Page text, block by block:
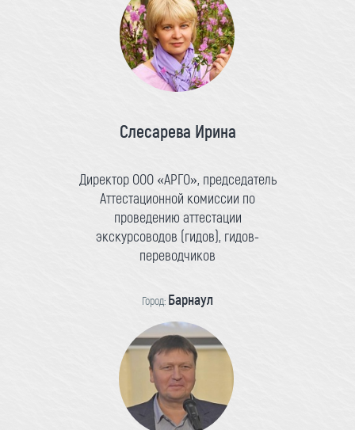
Слесарева Ирина
Директор ООО «АРГО», председатель
Аттестационной комиссии по
проведению аттестации
экскурсоводов (гидов), гидов-
переводчиков
Город: Барнаул